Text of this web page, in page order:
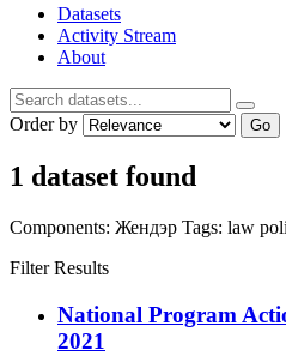
Datasets
Activity Stream
About
Order by Go
1 dataset found
Components: Жендэр Tags: law
Filter Results
National Program
2021